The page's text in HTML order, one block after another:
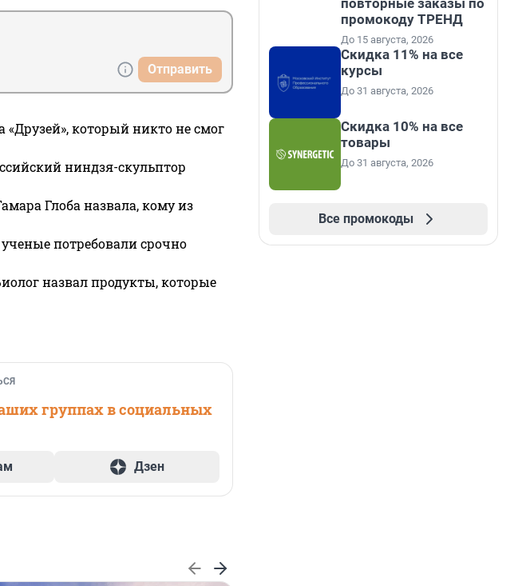
Отправить
«Друзей», который никто не смог
ниндзя-скульптор
Глоба назвала, кому из
потребовали срочно
назвал продукты, которые
группах в социальных
Дзен
повторные заказы по
промокоду ТРЕНД
До 15 августа, 2026
Скидка 11% на все
курсы
До 31 августа, 2026
Скидка 10% на все
товары
До 31 августа, 2026
Все промокоды